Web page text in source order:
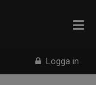
Logga in